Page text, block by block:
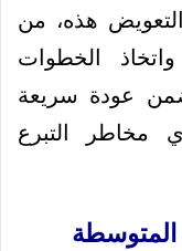
هذه، من
الخطوات
عودة سريعة
مخاطر التبرع
المتوسطة